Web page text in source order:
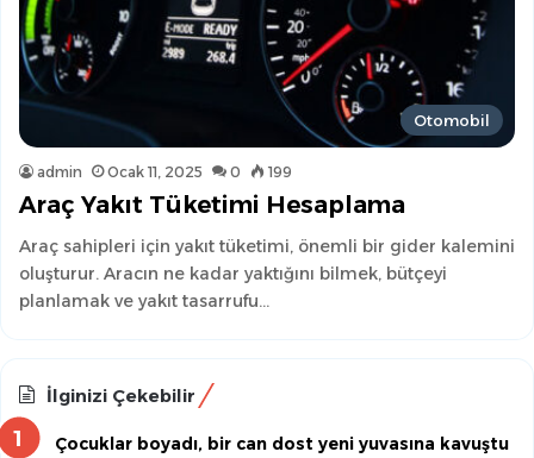
Otomobil
admin Ocak 11, 2025 0 199
Araç Yakıt Tüketimi Hesaplama
Araç sahipleri için yakıt tüketimi, önemli bir gider kalemini
oluşturur. Aracın ne kadar yaktığını bilmek, bütçeyi
planlamak ve yakıt tasarrufu…
İlginizi Çekebilir
Çocuklar boyadı, bir can dost yeni yuvasına kavuştu